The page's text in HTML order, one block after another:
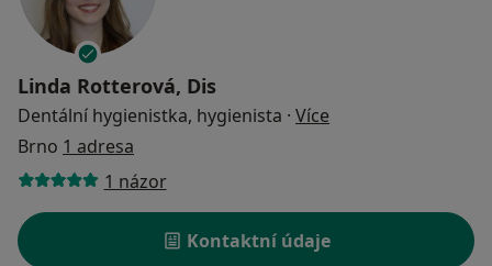
Linda Rotterová, Dis
Dentální hygienistka, hygienista · Více
Brno 1 adresa
1 názor
Kontaktní údaje